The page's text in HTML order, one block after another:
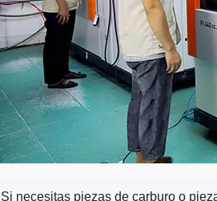
Si necesitas piezas de carburo o